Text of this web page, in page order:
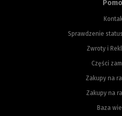
Sprawdzenie
Zwroty i
Części
Zakupy na
Zakupy na
Baza